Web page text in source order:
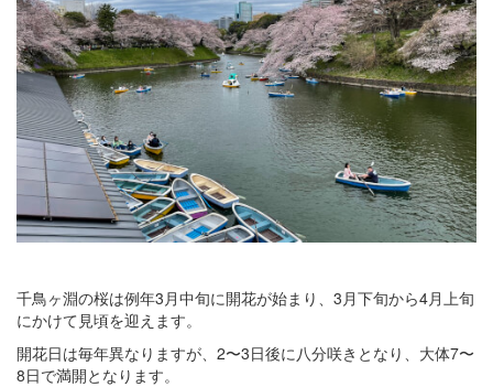
千鳥ヶ淵の桜は例年3月中旬に開花が始まり、3月下旬から4月上旬
にかけて見頃を迎えます。
開花日は毎年異なりますが、2〜3日後に八分咲きとなり、大体7〜
8日で満開となります。